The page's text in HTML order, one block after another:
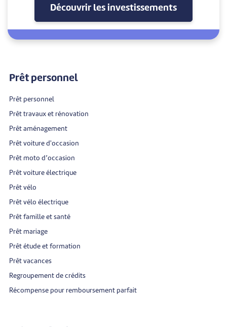
Découvrir les investissements
Prêt personnel
Prêt personnel
Prêt travaux et rénovation
Prêt aménagement
Prêt voiture d'occasion
Prêt moto d’occasion
Prêt voiture électrique
Prêt vélo
Prêt vélo électrique
Prêt famille et santé
Prêt mariage
Prêt étude et formation
Prêt vacances
Regroupement de crédits
Récompense pour remboursement parfait